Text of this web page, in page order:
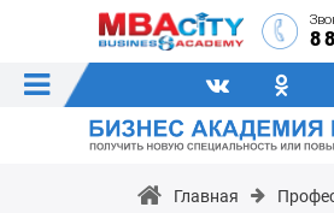
8
Главная